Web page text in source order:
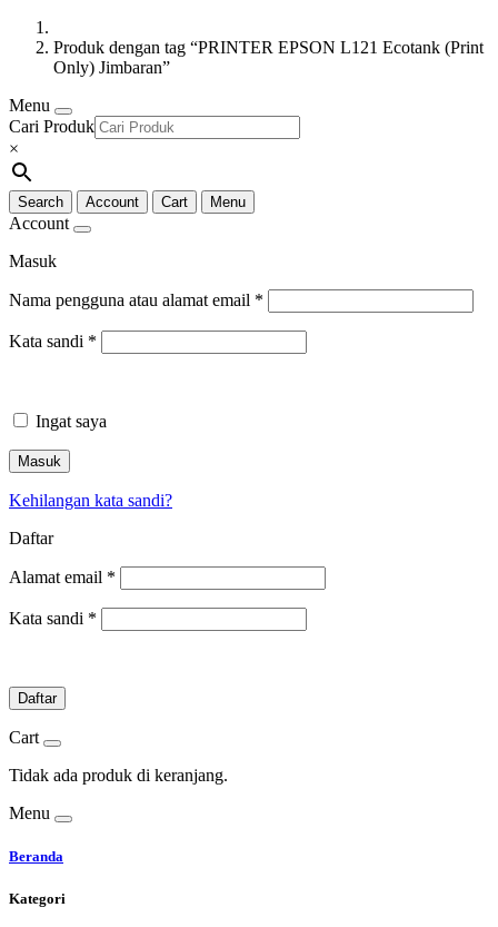
Produk dengan tag “PRINTER EPSON L121 Ecotank (Print
Only) Jimbaran”
Menu
Cari Produk
×
Search Account Cart Menu
Account
Masuk
Nama pengguna atau alamat email *
Kata sandi *
Ingat saya
Masuk
Kehilangan kata sandi?
Daftar
Alamat email *
Kata sandi *
Daftar
Cart
Tidak ada produk di keranjang.
Menu
Beranda
Kategori